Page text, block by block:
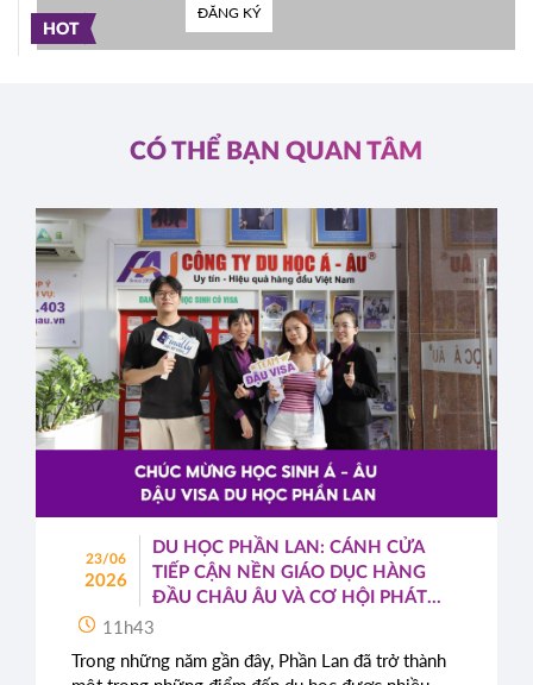
HOT
ĐĂNG KÝ
CÓ THỂ BẠN QUAN TÂM
23/06
2026
DU HỌC PHẦN LAN: CÁNH CỬA
TIẾP CẬN NỀN GIÁO DỤC HÀNG
ĐẦU CHÂU ÂU VÀ CƠ HỘI PHÁT
TRIỂN TOÀN CẦU
11h43
Trong những năm gần đây, Phần Lan đã trở thành